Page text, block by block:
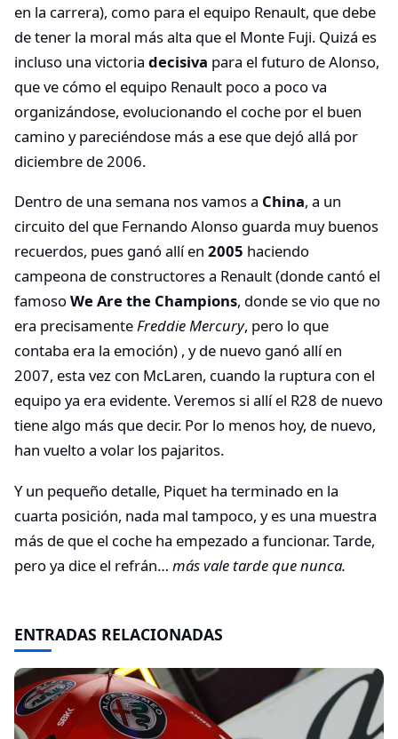
en la carrera), como para el equipo Renault, que debe
de tener la moral más alta que el Monte Fuji. Quizá es
incluso una victoria decisiva para el futuro de Alonso,
que ve cómo el equipo Renault poco a poco va
organizándose, evolucionando el coche por el buen
camino y pareciéndose más a ese que dejó allá por
diciembre de 2006.
Dentro de una semana nos vamos a China, a un
circuito del que Fernando Alonso guarda muy buenos
recuerdos, pues ganó allí en 2005 haciendo
campeona de constructores a Renault (donde cantó el
famosoWe Are the Champions, donde se vio que no
era precisamenteFreddie Mercury, pero lo que
contaba era la emoción) , y de nuevo ganó allí en
2007, esta vez con McLaren, cuando la ruptura con el
equipo ya era evidente. Veremos si allí el R28 de nuevo
tiene algo más que decir. Por lo menos hoy, de nuevo,
han vuelto a volar los pajaritos.
Y un pequeño detalle, Piquet ha terminado en la
cuarta posición, nada mal tampoco, y es una muestra
más de que el coche ha empezado a funcionar. Tarde,
pero ya dice el refrán… más vale tarde que nunca.
ENTRADAS RELACIONADAS